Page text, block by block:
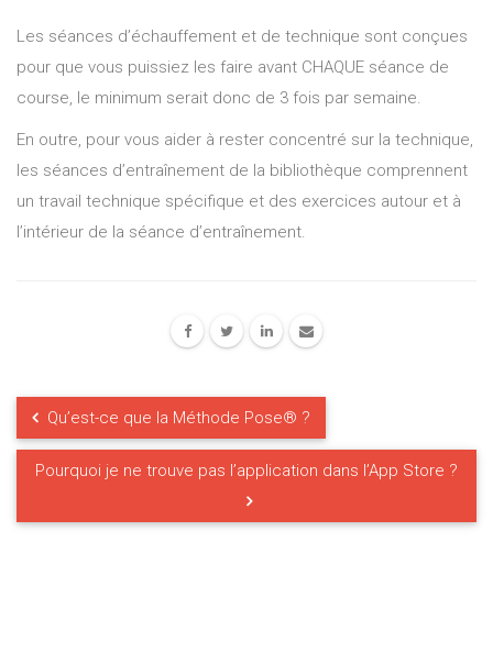
Les séances d’échauffement et de technique sont conçues
pour que vous puissiez les faire avant CHAQUE séance de
course, le minimum serait donc de 3 fois par semaine.
En outre, pour vous aider à rester concentré sur la technique,
les séances d’entraînement de la bibliothèque comprennent
un travail technique spécifique et des exercices autour et à
l’intérieur de la séance d’entraînement.
Qu’est-ce que la Méthode Pose® ?
Pourquoi je ne trouve pas l’application dans l’App Store ?